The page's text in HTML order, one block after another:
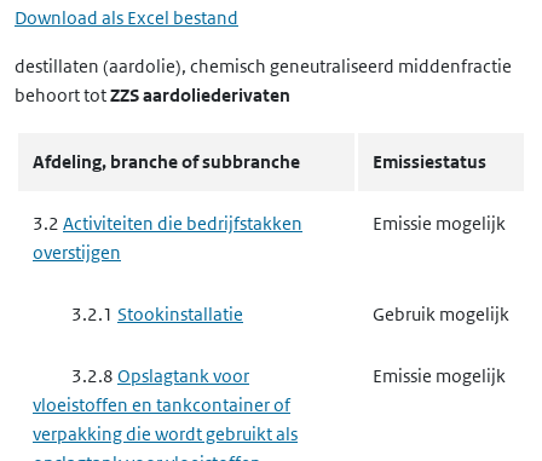
Download als Excel bestand
destillaten (aardolie), chemisch geneutraliseerd middenfractie
behoort totZZS aardoliederivaten
Afdeling, branche of subbranche Emissiestatus
3.2 Activiteiten die bedrijfstakken
overstijgen
Emissie mogelijk
3.2.1 Stookinstallatie Gebruik mogelijk
3.2.8 Opslagtank voor
vloeistoffen en tankcontainer of
verpakking die wordt gebruikt als
Emissie mogelijk